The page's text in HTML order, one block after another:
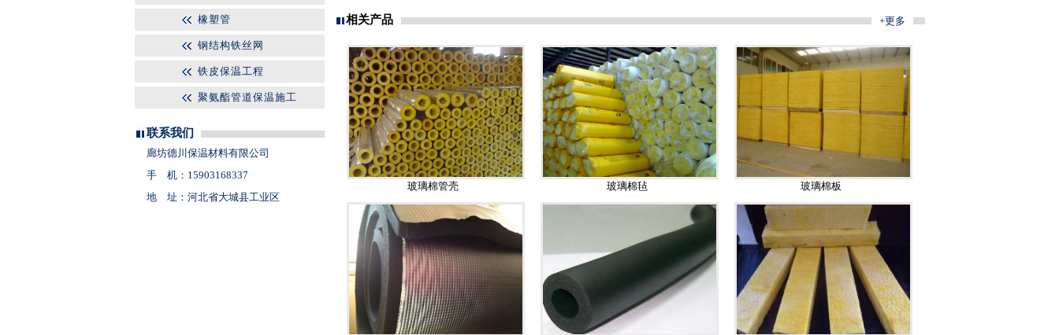
橡塑管
钢结构铁丝网
铁皮保温工程
聚氨酯管道保温施工
联系我们
廊坊德川保温材料有限公司
手 机：15903168337
地 址：河北省大城县工业区
相关产品 +更多
玻璃棉管壳 玻璃棉毡 玻璃棉板